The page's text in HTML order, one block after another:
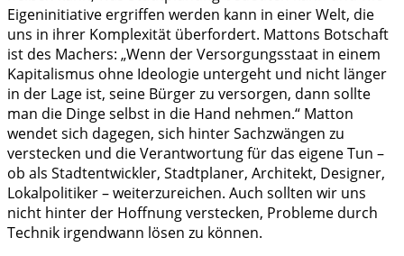
Eigeninitiative ergriffen werden kann in einer Welt, die
uns in ihrer Komplexität überfordert. Mattons Botschaft
ist des Machers: „Wenn der Versorgungsstaat in einem
Kapitalismus ohne Ideologie untergeht und nicht länger
in der Lage ist, seine Bürger zu versorgen, dann sollte
man die Dinge selbst in die Hand nehmen.“ Matton
wendet sich dagegen, sich hinter Sachzwängen zu
verstecken und die Verantwortung für das eigene Tun –
ob als Stadtentwickler, Stadtplaner, Architekt, Designer,
Lokalpolitiker – weiterzureichen. Auch sollten wir uns
nicht hinter der Hoffnung verstecken, Probleme durch
Technik irgendwann lösen zu können.